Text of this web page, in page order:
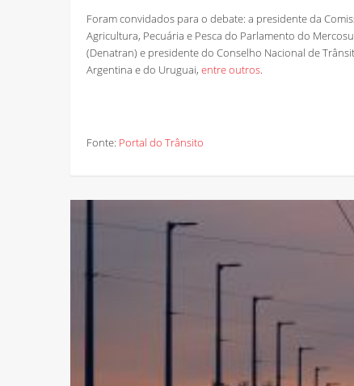
Foram convidados para o debate: a presidente da
Agricultura, Pecuária e Pesca do Parlamento do
(Denatran) e presidente do Conselho Nacional de
Argentina e do Uruguai,entre outros.
Fonte: Portal do Trânsito